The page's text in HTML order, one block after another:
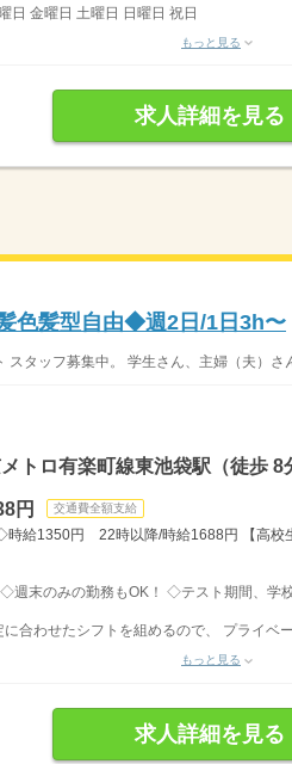
日 金曜日 土曜日 日曜日 祝日
もっと見る
求人詳細を見る
色髪型自由◆週2日/1日3h〜
スタッフ募集中。 学生さん、主婦（夫）
トロ有楽町線東池袋駅（徒歩 8
円 交通費全額支給
◇時給1350円 22時以降/時給1688円 【高
週末のみの勤務もOK！ ◇テスト期間、学
合わせたシフトを組めるので、 プライベ
もっと見る
求人詳細を見る